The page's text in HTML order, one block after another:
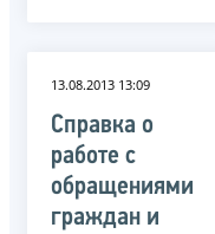
13.08.2013 13:09
Справка о
работе с
обращениями
граждан и